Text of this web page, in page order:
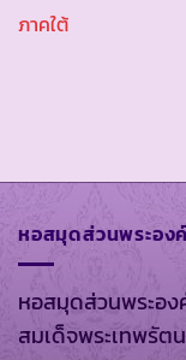
ภาคใต้
หอสมุดส่วนพระองค์
หอสมุดส่วนพระอง
สมเด็จพระเทพรัต